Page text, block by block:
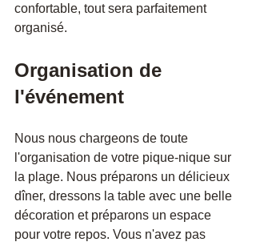
confortable, tout sera parfaitement
organisé.
Organisation de
l'événement
Nous nous chargeons de toute
l'organisation de votre pique-nique sur
la plage. Nous préparons un délicieux
dîner, dressons la table avec une belle
décoration et préparons un espace
pour votre repos. Vous n'avez pas